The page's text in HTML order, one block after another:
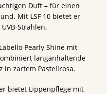
Duft – für einen
Mit LSF 10 bietet er
Strahlen.
Pearly Shine mit
langanhaltende
in zartem Pastellrosa.
bietet Lippenpflege mit